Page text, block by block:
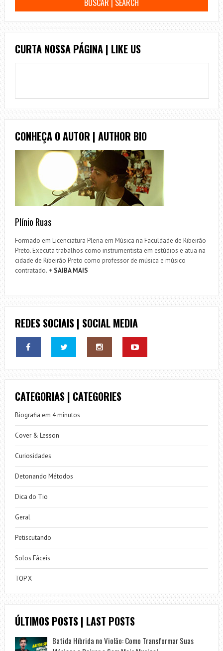
CURTA NOSSA PÁGINA | LIKE US
CONHEÇA O AUTOR | AUTHOR BIO
Plínio Ruas
Formado em Licenciatura Plena em Música na Faculdade de Ribeirão
Preto. Executa trabalhos como instrumentista em estúdios e atua na
cidade de Ribeirão Preto como professor de música e músico
contratado. + SAIBA MAIS
REDES SOCIAIS | SOCIAL MEDIA
CATEGORIAS | CATEGORIES
Biografia em 4 minutos
Cover & Lesson
Curiosidades
Detonando Métodos
Dica do Tio
Geral
Petiscutando
Solos Fáceis
TOP X
ÚLTIMOS POSTS | LAST POSTS
Batida Híbrida no Violão: Como Transformar Suas